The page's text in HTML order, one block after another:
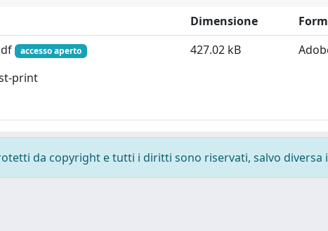
Dimensione
accesso aperto
print
427.02 kB
da copyright e tutti i diritti sono riservati, salvo diversa